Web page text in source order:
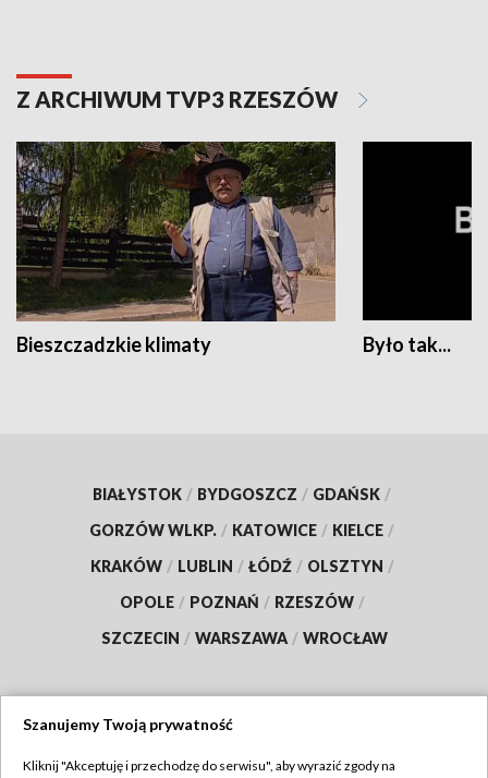
Z ARCHIWUM TVP3 RZESZÓW
Bieszczadzkie klimaty Było tak...
BIAŁYSTOK / BYDGOSZCZ / GDAŃSK /
GORZÓW WLKP. / KATOWICE / KIELCE /
KRAKÓW / LUBLIN / ŁÓDŹ / OLSZTYN /
OPOLE / POZNAŃ / RZESZÓW /
SZCZECIN / WARSZAWA / WROCŁAW
Szanujemy Twoją prywatność
Kliknij "Akceptuję i przechodzę do serwisu", aby wyrazić zgody na